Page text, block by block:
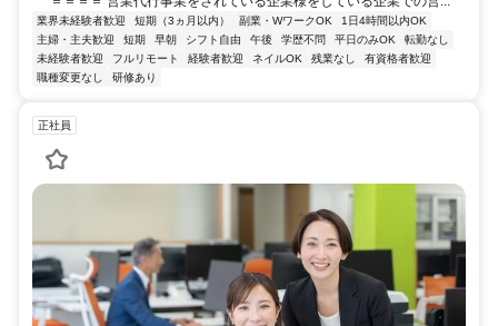
業界未経験者歓迎 短期（3ヵ月以内） 副業・WワークOK
1日4時間以内OK
主婦・主夫歓迎
短期 早朝 シフト自由 午後 学歴不問 平日のみOK
転勤なし
未経験者歓迎
フルリモート 経験者歓迎 ネイルOK 残業なし
有資格者歓迎
職種変更なし
研修あり
正社員